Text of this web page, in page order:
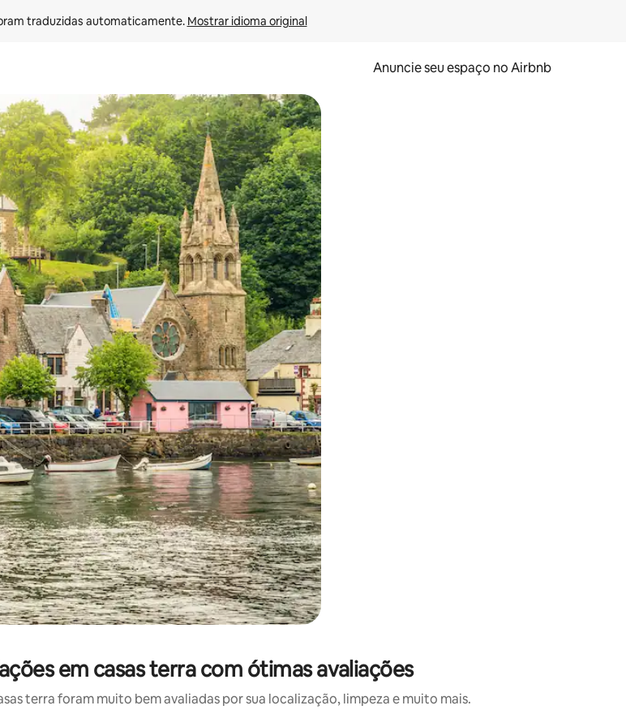
traduzidas automaticamente. Mostrar idioma original
Anuncie seu espaço no Airbnb
para cima e para baixo do teclado ou tocando e deslizando o dedo na tela.
em casas terra com ótimas avaliações
terra foram muito bem avaliadas por sua localização, limpeza e muito mais.